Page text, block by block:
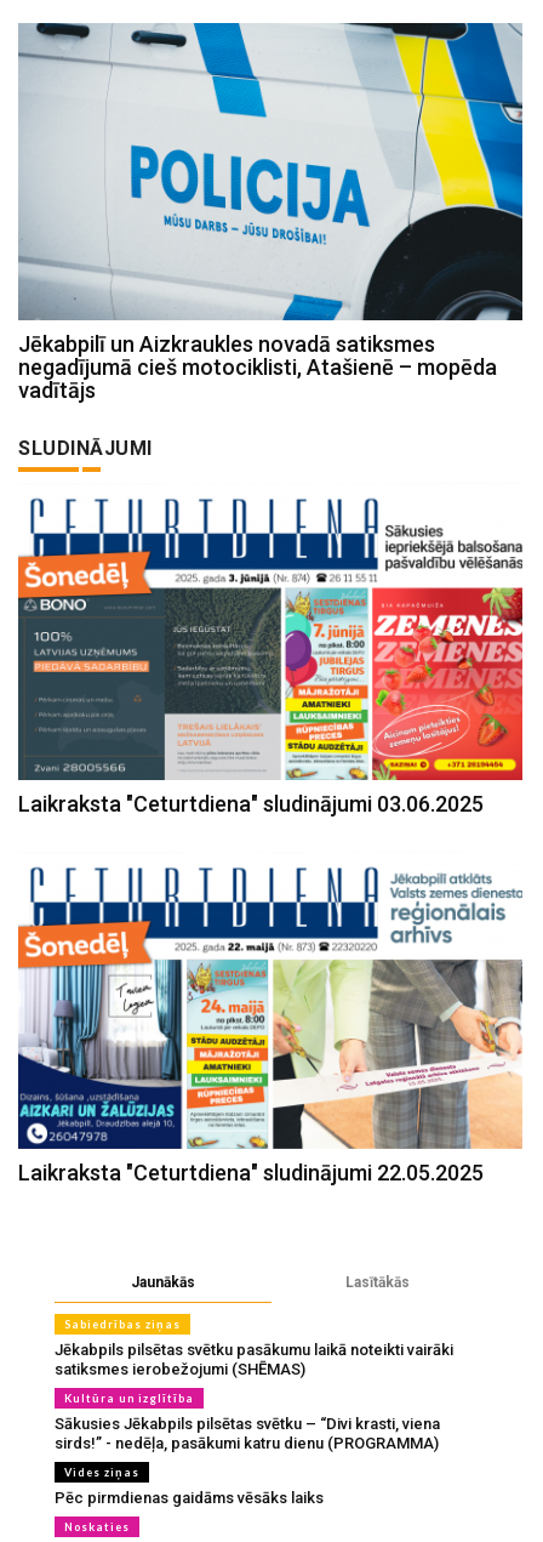
Jēkabpilī un Aizkraukles novadā satiksmes
negadījumā cieš motociklisti, Atašienē – mopēda
vadītājs
SLUDINĀJUMI
Laikraksta "Ceturtdiena" sludinājumi 03.06.2025
Laikraksta "Ceturtdiena" sludinājumi 22.05.2025
Jaunākās Lasītākās
Sabiedrības ziņas
Jēkabpils pilsētas svētku pasākumu laikā noteikti vairāki
satiksmes ierobežojumi (SHĒMAS)
Kultūra un izglītība
Sākusies Jēkabpils pilsētas svētku – “Divi krasti, viena
sirds!” - nedēļa, pasākumi katru dienu (PROGRAMMA)
Vides ziņas
Pēc pirmdienas gaidāms vēsāks laiks
Noskaties